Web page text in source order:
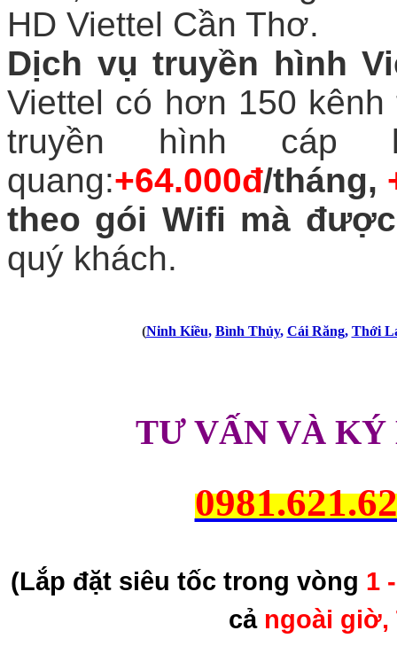
HD Viettel Cần Thơ.
Dịch vụ truyền hình
Viettel có hơn 150
truyền hình cáp
quang:+64.000đ/tháng,
theo gói Wifi mà
quý khách.
(Ninh Kiều, Bình Thủy, Cái Răng, Thới
TƯ VẤN VÀ KÝ
(Lắp đặt siêu tốc trong vòng 1
cả ngoài giờ,